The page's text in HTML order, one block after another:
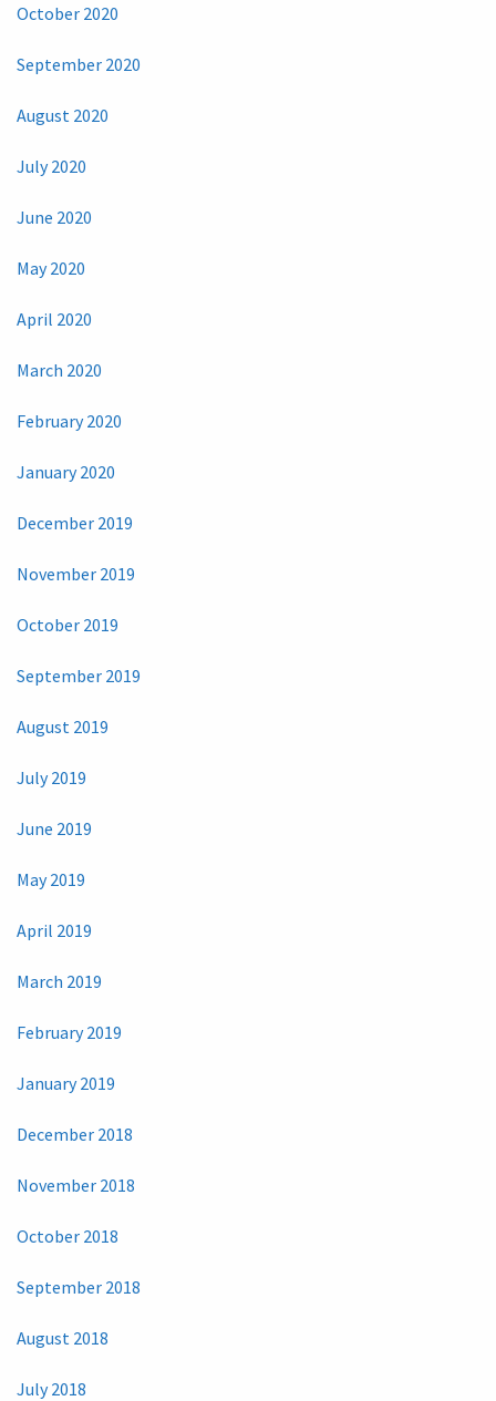
October 2020
September 2020
August 2020
July 2020
June 2020
May 2020
April 2020
March 2020
February 2020
January 2020
December 2019
November 2019
October 2019
September 2019
August 2019
July 2019
June 2019
May 2019
April 2019
March 2019
February 2019
January 2019
December 2018
November 2018
October 2018
September 2018
August 2018
July 2018